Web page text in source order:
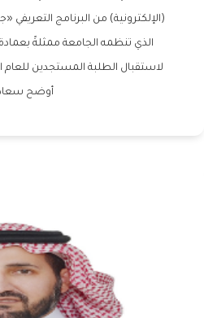
(الإلكترونية) من البرنامج التعريفي
الذي تنظمه الجامعة ممثلةً
أوضح